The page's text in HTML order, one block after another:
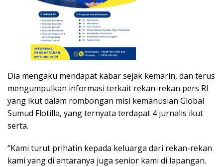
Dia mengaku mendapat kabar sejak kemarin, dan terus
mengumpulkan informasi terkait rekan-rekan pers RI
yang ikut dalam rombongan misi kemanusian Global
Sumud Flotilla, yang ternyata terdapat 4 jurnalis ikut
serta.
“Kami turut prihatin kepada keluarga dari rekan-rekan
kami yang di antaranya juga senior kami di lapangan.